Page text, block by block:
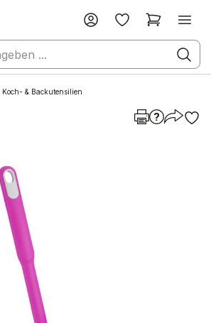
Koch- & Backutensilien